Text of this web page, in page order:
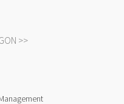
>>